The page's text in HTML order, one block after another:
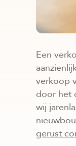
Een
verkoop
door het
wij
gerust